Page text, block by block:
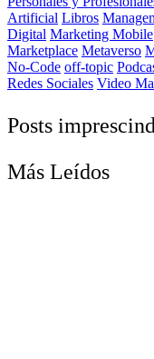
Artificial Libros
Digital Marketing Mobile
Marketplace Metaverso
No-Code off-topic
Redes Sociales Video
Posts
Más Leídos